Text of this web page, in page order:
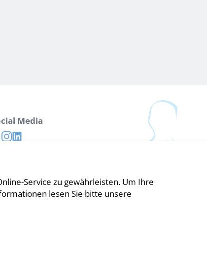
Media
Service zu gewährleisten. Um Ihre
lesen Sie bitte unsere